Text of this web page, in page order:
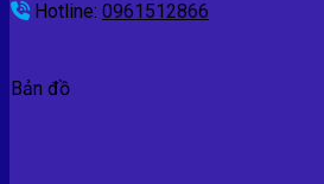
Hotline: 0961512866
Bản đồ